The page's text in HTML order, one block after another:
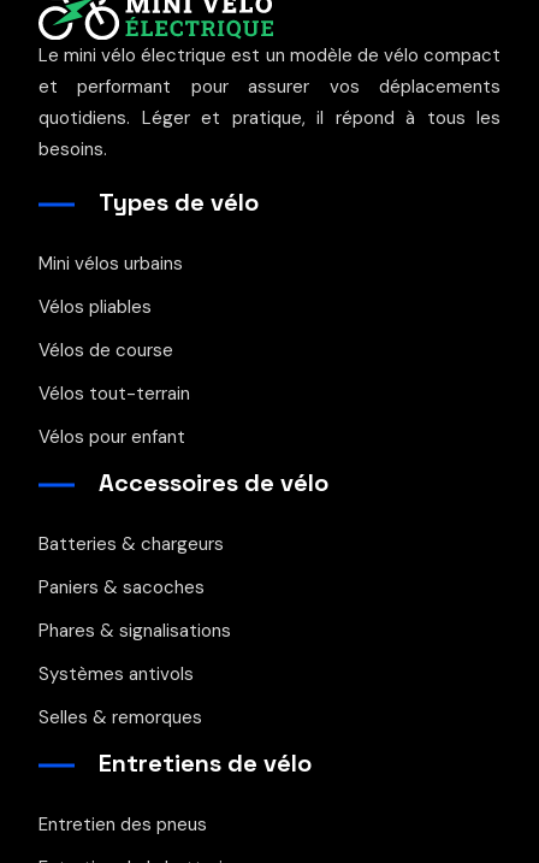
Le mini vélo électrique est un modèle de vélo compact
et performant pour assurer vos déplacements
quotidiens. Léger et pratique, il répond à tous les
besoins.
Types de vélo
Mini vélos urbains
Vélos pliables
Vélos de course
Vélos tout-terrain
Vélos pour enfant
Accessoires de vélo
Batteries & chargeurs
Paniers & sacoches
Phares & signalisations
Systèmes antivols
Selles & remorques
Entretiens de vélo
Entretien des pneus